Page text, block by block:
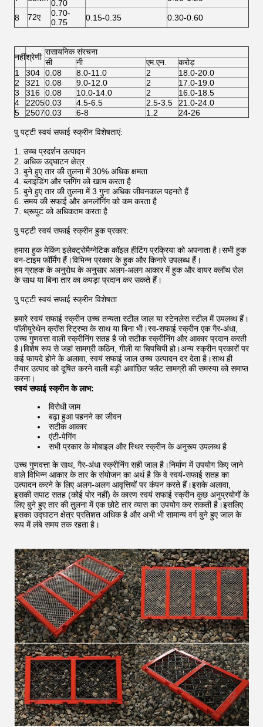
0.70
8 72ए
0.70-
0.75
0.15-0.35 0.30-0.60
नहींश्रेणी
रासायनिक संरचना
सी
नी एम.एन.
करोड़
1
304 0.08 8.0-11.0 2
18.0-20.0
2
321 0.08 9.0-12.0 2
17.0-19.0
3
316 0.08 10.0-14.0 2
16.0-18.5
4
22050.03 4.5-6.5 2.5-3.5
21.0-24.0
5
25070.03 6-8 1.2 24-26
पु पट्टी स्वयं सफाई स्क्रीन विशेषताएं:
1. उच्च प्रदर्शन उत्पादन
2. अधिक उद्घाटन क्षेत्र
3. बुने हुए तार की तुलना में 30% अधिक क्षमता
4. ब्लाइंडिंग और प्लगिंग को खत्म करता है
5. बुने हुए तार की तुलना में 3 गुना अधिक जीवनकाल पहनते हैं
6. समय की सफाई और अनलॉगिंग को कम करता है
7. थ्रूपुट को अधिकतम करता है
पु पट्टी स्वयं सफाई स्क्रीन हुक प्रकार:
हमारा हुक मेकिंग इलेक्ट्रोमैग्नेटिक कॉइल हीटिंग प्रक्रिया को अपनाता है।सभी हुक
वन-टाइम फॉर्मिंग हैं।विभिन्न प्रकार के हुक और किनारे उपलब्ध हैं।
हम ग्राहक के अनुरोध के अनुसार अलग-अलग आकार में हुक और वायर क्लॉथ रोल
के साथ या बिना तार का कपड़ा प्रदान कर सकते हैं।
पु पट्टी स्वयं सफाई स्क्रीन विशेषता
हमारे स्वयं सफाई स्क्रीन उच्च तन्यता स्टील जाल या स्टेनलेस स्टील में उपलब्ध हैं।
पॉलीयुरेथेन क्रॉस स्ट्रिप्स के साथ या बिना भी।स्व-सफाई स्क्रीन एक गैर-अंधा,
उच्च गुणवत्ता वाली स्क्रीनिंग सतह है जो सटीक स्क्रीनिंग और आकार प्रदान करती
है।विशेष रूप से जहां सामग्री कठिन, गीली या चिपचिपी हो।अन्य स्क्रीन प्रकारों पर
कई फायदे होने के अलावा, स्वयं सफाई जाल उच्च उत्पादन दर देता है।साथ ही
तैयार उत्पाद को दूषित करने वाली बड़ी अवांछित फ्लैट सामग्री की समस्या को समाप्त
करना।
स्वयं सफाई स्क्रीन के लाभ:
विरोधी जाम
बढ़ा हुआ पहनने का जीवन
सटीक आकार
एंटी-पेगिंग
सभी प्रकार के मोबाइल और स्थिर स्क्रीन के अनुरूप उपलब्ध है
उच्च गुणवत्ता के साथ, गैर-अंधा स्क्रीनिंग सही जाल है।निर्माण में उपयोग किए जाने
वाले विभिन्न आकार के तार के संयोजन का अर्थ है कि वे स्वयं-सफाई सतह का
उत्पादन करने के लिए अलग-अलग आवृत्तियों पर कंपन करते हैं।इसके अलावा,
इसकी सपाट सतह (कोई पोर नहीं) के कारण स्वयं सफाई स्क्रीन कुछ अनुप्रयोगों के
लिए बुने हुए तार की तुलना में एक छोटे तार व्यास का उपयोग कर सकती है।इसलिए
इसका उद्घाटन क्षेत्र प्रतिशत अधिक है और अभी भी सामान्य वर्ग बुने हुए जाल के
रूप में लंबे समय तक रहता है।